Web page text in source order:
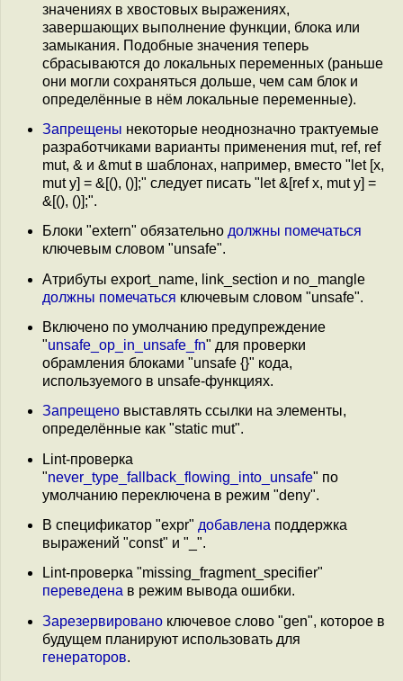
значениях в хвостовых выражениях,
завершающих выполнение функции, блока или
замыкания. Подобные значения теперь
сбрасываются до локальных переменных (раньше
они могли сохраняться дольше, чем сам блок и
определённые в нём локальные переменные).
Запрещены некоторые неоднозначно трактуемые
разработчиками варианты применения mut, ref, ref
mut, & и &mut в шаблонах, например, вместо "let [x,
mut y] = &[(), ()];" следует писать "let &[ref x, mut y] =
&[(), ()];".
Блоки "extern" обязательно должны помечаться
ключевым словом "unsafe".
Атрибуты export_name, link_section и no_mangle
должны помечаться ключевым словом "unsafe".
Включено по умолчанию предупреждение
"unsafe_op_in_unsafe_fn" для проверки
обрамления блоками "unsafe {}" кода,
используемого в unsafe-функциях.
Запрещено выставлять ссылки на элементы,
определённые как "static mut".
Lint-проверка
"never_type_fallback_flowing_into_unsafe" по
умолчанию переключена в режим "deny".
В спецификатор "expr" добавлена поддержка
выражений "const" и "_".
Lint-проверка "missing_fragment_specifier"
переведена в режим вывода ошибки.
Зарезервировано ключевое слово "gen", которое в
будущем планируют использовать для
генераторов.